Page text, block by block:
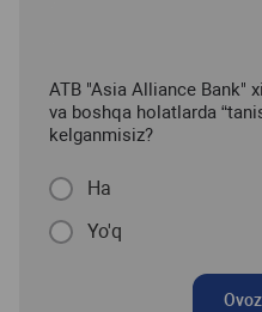
ATB "Asia Alliance Bank"
va boshqa holatlarda
kelganmisiz?
Ha
Yo'q